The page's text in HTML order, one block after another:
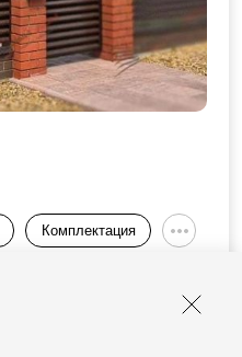
Комплектация